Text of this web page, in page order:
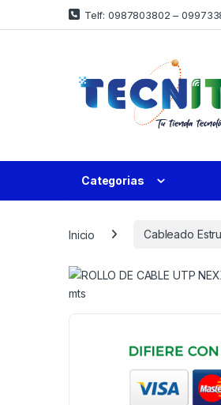
Telf: 0987803802 –
Categorias
Inicio Cableado